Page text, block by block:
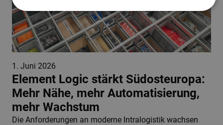
1. Juni 2026
Element Logic stärkt Südosteuropa:
Mehr Nähe, mehr Automatisierung,
mehr Wachstum
Die Anforderungen an moderne Intralogistik wachsen
ITALIAN
ENGLISH